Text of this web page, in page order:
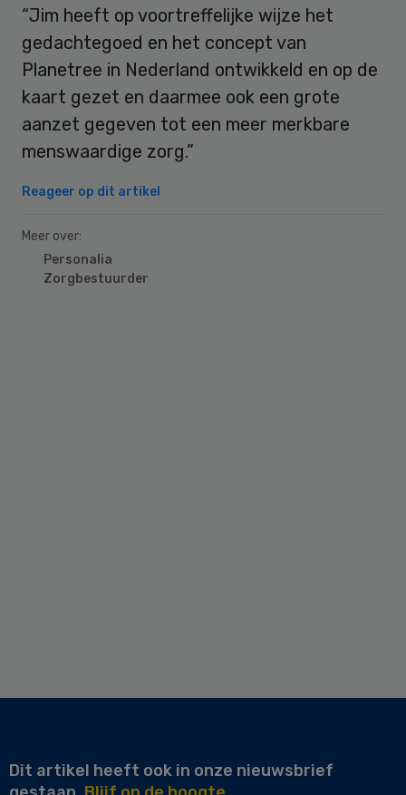
“Jim heeft op voortreffelijke wijze het
gedachtegoed en het concept van
Planetree in Nederland ontwikkeld en op de
kaart gezet en daarmee ook een grote
aanzet gegeven tot een meer merkbare
menswaardige zorg.”
Reageer op dit artikel
Meer over:
Personalia
Zorgbestuurder
Dit artikel heeft ook in onze nieuwsbrief